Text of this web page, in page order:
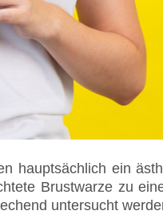
hauptsächlich ein
Brustwarze zu
untersucht